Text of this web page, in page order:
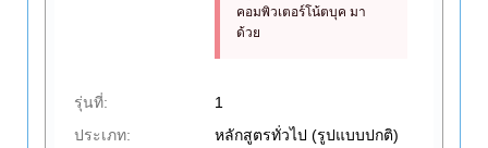
คอมพิวเตอร์โน้ตบุค มา
ด้วย
รุ่นที่:
1
ประเภท:
หลักสูตรทั่วไป (รูปแบบปกติ)